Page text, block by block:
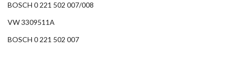
BOSCH 0 221 502 007/008
VW 3309511A
BOSCH 0 221 502 007